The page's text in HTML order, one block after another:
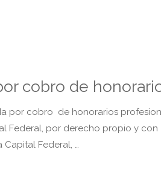
cobro de
por cobro de honorarios
Federal, por derecho propio y
Federal, …